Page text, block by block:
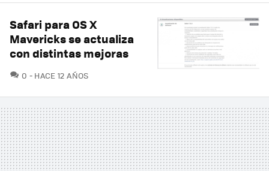
Safari para OS X
Mavericks se actualiza
con distintas mejoras
0 COMENTARIOS
HACE 12 AÑOS